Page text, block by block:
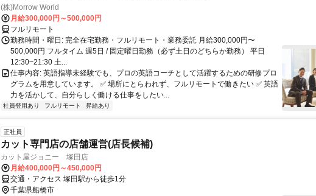
(株)Morrow World
月給300,000円～500,000円
フルリモート
勤務時間・曜日: 完全在宅勤務・フルリモート・業務委託 月給300,000円〜
500,000円 フルタイム 週5日 / 固定曜日勤務（必ず土日のどちらか勤務） 平日
12:30~21:30 土...
仕事内容: 英語指導未経験でも、プロの英語コーチとして活躍するための研修プロ
グラムを用意しています。 ✅ 場所にとらわれず、フルリモートで働きたい ✅ 英語
力を活かして、自分らしく働ける仕事をしたい...
社員登用あり フルリモート 昇給あり
正社員
カット専門店の店舗運営(店長候補)
カット屋ジョニー 塚田店
月給400,000円～450,000円
交通・アクセス 塚田駅から徒歩1分
千葉県船橋市